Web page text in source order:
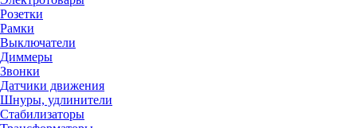
Розетки
Рамки
Выключатели
Диммеры
Звонки
Датчики движения
Шнуры, удлинители
Стабилизаторы